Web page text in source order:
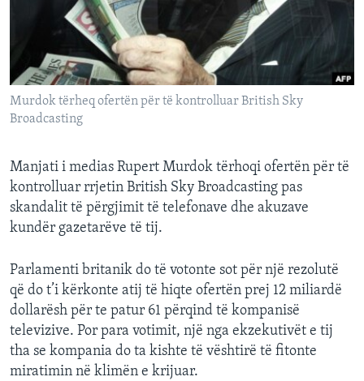
INTERVISTA
Murdok tërheq ofertën për të kontrolluar British Sky
Broadcasting
Manjati i medias Rupert Murdok tërhoqi ofertën për të
kontrolluar rrjetin British Sky Broadcasting pas
skandalit të përgjimit të telefonave dhe akuzave
kundër gazetarëve të tij.
Parlamenti britanik do të votonte sot për një rezolutë
që do t’i kërkonte atij të hiqte ofertën prej 12 miliardë
dollarësh për te patur 61 përqind të kompanisë
televizive. Por para votimit, një nga ekzekutivët e tij
tha se kompania do ta kishte të vështirë të fitonte
miratimin në klimën e krijuar.